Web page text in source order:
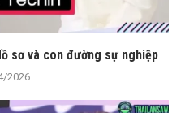
sơ và con đường sự nghiệp
2026